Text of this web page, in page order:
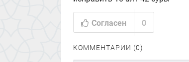
Согласен 0
КОММЕНТАРИИ (0)